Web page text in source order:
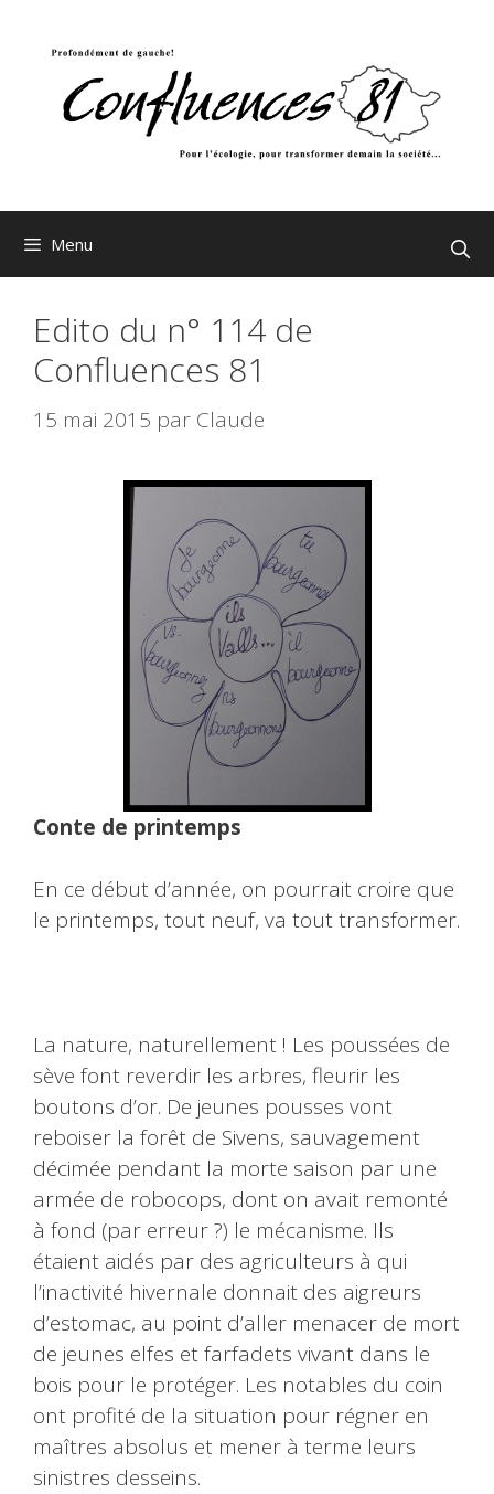
Menu
Edito du n° 114 de
Confluences 81
15 mai 2015 par Claude
Conte de printemps
En ce début d’année, on pourrait croire que
le printemps, tout neuf, va tout transformer.
La nature, naturellement ! Les poussées de
sève font reverdir les arbres, fleurir les
boutons d’or. De jeunes pousses vont
reboiser la forêt de Sivens, sauvagement
décimée pendant la morte saison par une
armée de robocops, dont on avait remonté
à fond (par erreur ?) le mécanisme. Ils
étaient aidés par des agriculteurs à qui
l’inactivité hivernale donnait des aigreurs
d’estomac, au point d’aller menacer de mort
de jeunes elfes et farfadets vivant dans le
bois pour le protéger. Les notables du coin
ont profité de la situation pour régner en
maîtres absolus et mener à terme leurs
sinistres desseins.